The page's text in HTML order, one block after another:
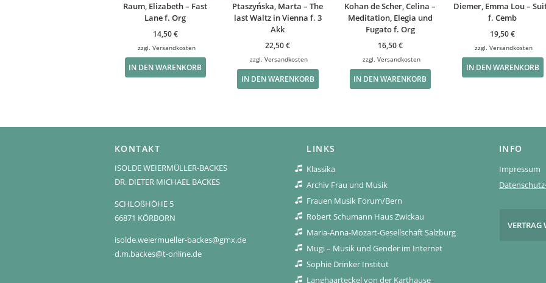
Raum, Elizabeth – Fast
Lane f. Org
14,50€
zzgl. Versandkosten
IN DEN WARENKORB
Ptaszyńska, Marta – The
last Waltz in Vienna f. 3
Akk
22,50€
zzgl.Versandkosten
IN DEN WARENKORB
Kohan de Scher, Celina –
Meditation, Elegia und
Fugato f. Org
16,50€
zzgl. Versandkosten
IN DEN WARENKORB
Diemer, Emma Lou –
f. Cemb
19,50€
zzgl.Versandkosten
IN DEN WARENKORB
KONTAKT
ISOLDE WEIERMÜLLER-BACKES
DR. DIETER MICHAEL BACKES
SCHLOßHÖHE 5
66871 KÖRBORN
isolde.weiermueller-backes@gmx.de
d.m.backes@t-online.de
LINKS
Klassika
Archiv Frau und Musik
Frauen Musik Forum/Bern
Robert Schumann Haus Zwickau
Maria-Anna-Mozart-Gesellschaft Salzburg
Mugi – Musik und Gender im Internet
Sophie Drinker Institut
Langhaarteckel von der Karthause
INFO
Impressum
VERTRAG